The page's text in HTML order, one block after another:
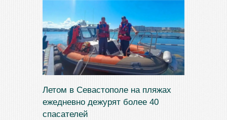
Летом в Севастополе на пляжах
ежедневно дежурят более 40
спасателей